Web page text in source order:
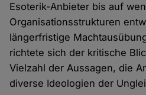
Esoterik-Anbieter bis auf
Organisationsstrukturen
längerfristige
richtete sich der kritische
Vielzahl der Aussagen, die
diverse Ideologien der